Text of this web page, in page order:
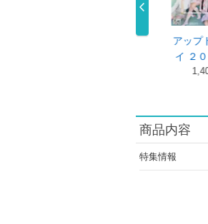
ＢＲＵＴＵＳ
（ブルータス）
商品内容
特集情報